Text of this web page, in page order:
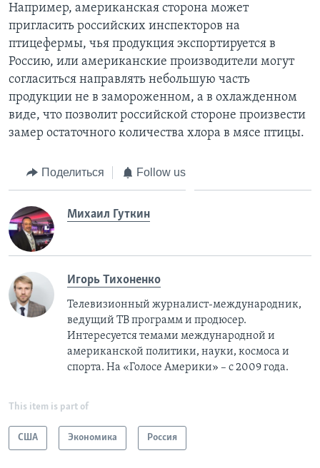
Например, американская сторона может
пригласить российских инспекторов на
птицефермы, чья продукция экспортируется в
Россию, или американские производители могут
согласиться направлять небольшую часть
продукции не в замороженном, а в охлажденном
виде, что позволит российской стороне произвести
замер остаточного количества хлора в мясе птицы.
Поделиться Follow us
Михаил Гуткин
Игорь Тихоненко
Телевизионный журналист-международник,
ведущий ТВ программ и продюсер.
Интересуется темами международной и
американской политики, науки, космоса и
спорта. На «Голосе Америки» – с 2009 года.
This item is part of
США Экономика Россия